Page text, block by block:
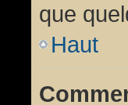
que
Haut